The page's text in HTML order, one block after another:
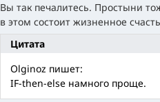
Вы так печалитесь. Простыни
в этом состоит жизненное
Цитата
Olginoz пишет:
IF-then-else намного проще.